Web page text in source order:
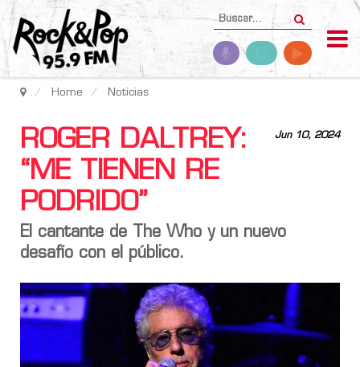
Home Noticias
Jun 10, 2024
ROGER DALTREY:
“ME TIENEN RE
PODRIDO”
El cantante de The Who y un nuevo
desafío con el público.